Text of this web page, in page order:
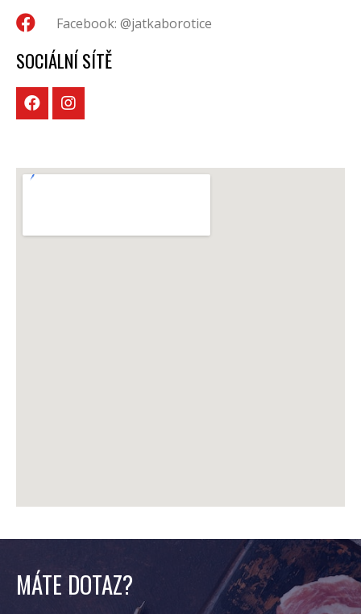
Facebook: @jatkaborotice
SOCIÁLNÍ SÍTĚ
MÁTE DOTAZ?